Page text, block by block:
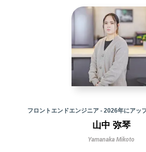
フロントエンドエンジニア - 2026年にアッ
山中 弥琴
Yamanaka Mikoto